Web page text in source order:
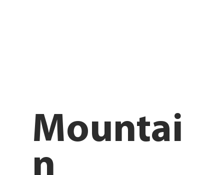
Mountai
n